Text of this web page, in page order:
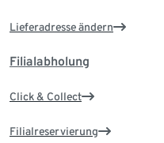
Lieferadresse ändern
Filialabholung
Click & Collect
Filialreservierung